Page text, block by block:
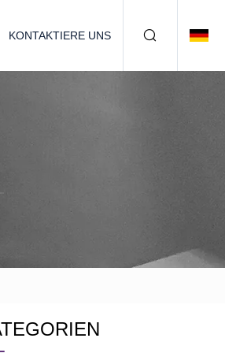
KONTAKTIERE UNS